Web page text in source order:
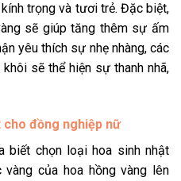
trọng và tươi trẻ. Đặc biệt,
sẽ giúp tăng thêm sự ấm
yêu thích sự nhẹ nhàng, các
sẽ thể hiện sự thanh nhã,
cho đồng nghiệp nữ
biết chọn loại hoa sinh nhật
của hoa hồng vàng lên